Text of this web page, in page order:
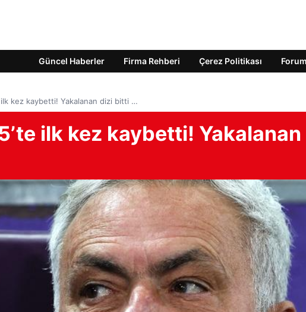
Güncel Haberler Firma Rehberi Çerez Politikası Forum
kez kaybetti! Yakalanan dizi bitti …
ilk kez kaybetti! Yakalanan